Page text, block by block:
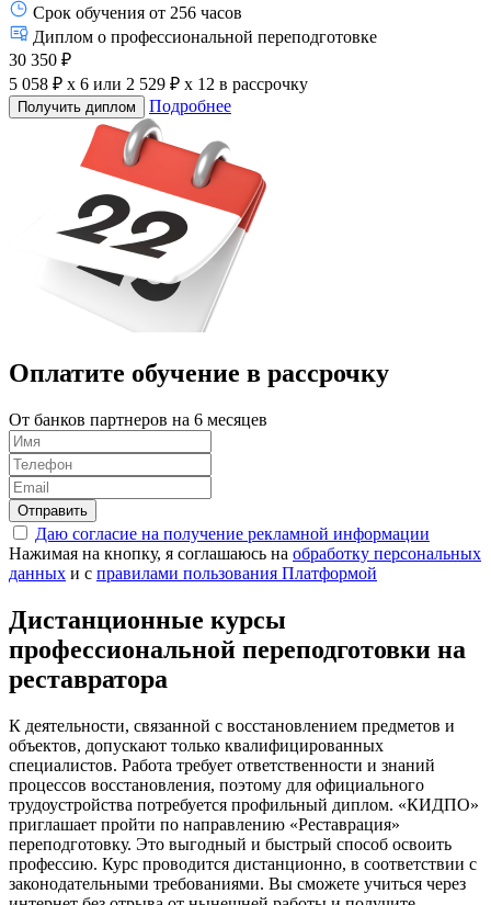
Срок обучения от 256 часов
Диплом о профессиональной переподготовке
30 350 ₽
5 058 ₽ x 6 или 2 529 ₽ x 12 в рассрочку
Получить диплом Подробнее
Оплатите обучение в рассрочку
От банков партнеров на 6 месяцев
Отправить
Даю согласие на получение рекламной информации
Нажимая на кнопку, я соглашаюсь на обработку персональных
данных и с правилами пользования Платформой
Дистанционные курсы
профессиональной переподготовки на
реставратора
К деятельности, связанной с восстановлением предметов и
объектов, допускают только квалифицированных
специалистов. Работа требует ответственности и знаний
процессов восстановления, поэтому для официального
трудоустройства потребуется профильный диплом. «КИДПО»
приглашает пройти по направлению «Реставрация»
переподготовку. Это выгодный и быстрый способ освоить
профессию. Курс проводится дистанционно, в соответствии с
законодательными требованиями. Вы сможете учиться через